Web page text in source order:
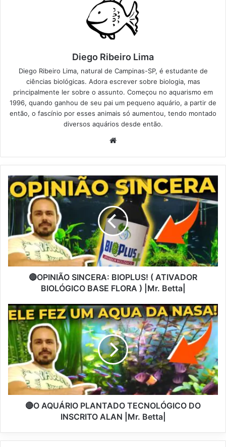
Diego Ribeiro Lima
Diego Ribeiro Lima, natural de Campinas-SP, é estudante de
ciências biológicas. Adora escrever sobre biologia, mas
principalmente ler sobre o assunto. Começou no aquarismo em
1996, quando ganhou de seu pai um pequeno aquário, a partir de
então, o fascínio por esses animais só aumentou, tendo montado
diversos aquários desde então.
Website
🔴OPINIÃO SINCERA: BIOPLUS! ( ATIVADOR
BIOLÓGICO BASE FLORA ) |Mr. Betta|
🔴O AQUÁRIO PLANTADO TECNOLÓGICO DO
INSCRITO ALAN |Mr. Betta|